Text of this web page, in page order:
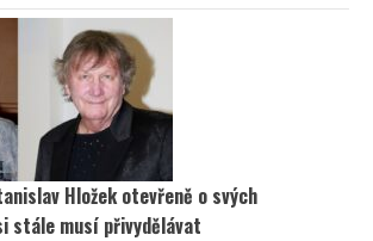
Hložek otevřeně o svých
stále musí přivydělávat